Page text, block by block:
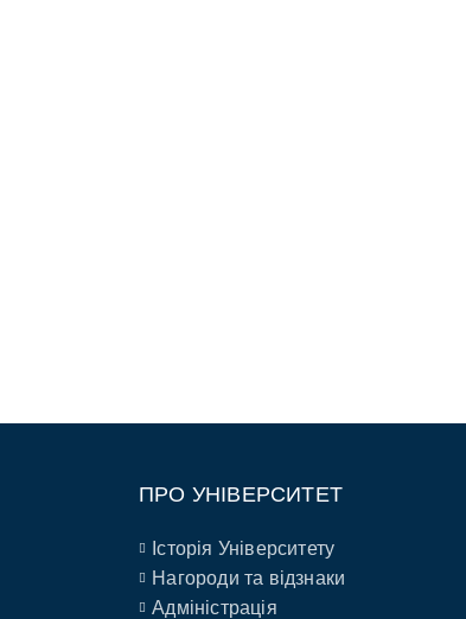
ПРО УНІВЕРСИТЕТ
Історія Університету
Нагороди та відзнаки
Адміністрація